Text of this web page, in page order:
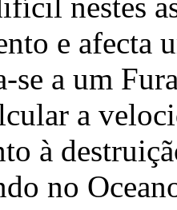
nestes
e afecta
se a um
a
à
no